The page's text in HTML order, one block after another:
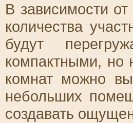
В зависимости
количества
будут
компактными, но
комнат можно
небольших
создавать